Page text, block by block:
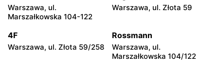
EMPiK
Śląskich 106
EMPiK
20
EMPiK EMPiK
Warszawa, ul.
Marszałkowska 104-122
Warszawa, ul. Złota 59
4F
Warszawa, ul. Złota 59/258
Rossmann
Warszawa, ul.
Marszałkowska 104/122